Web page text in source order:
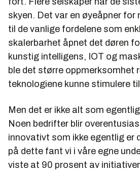
skyen. Det var en øyeåpner
til de vanlige fordelene som
skalerbarhet åpnet det døren
kunstig intelligens, IOT og
ble det større oppmerksomhet
teknologiene kunne stimulere
Men det er ikke alt som
Noen bedrifter blir
innovativt som ikke egentlig er
på dette fant vi i våre egne
viste at 90 prosent av